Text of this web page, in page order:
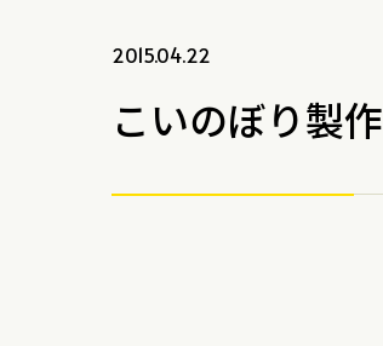
2015.04.22
こいのぼり製作